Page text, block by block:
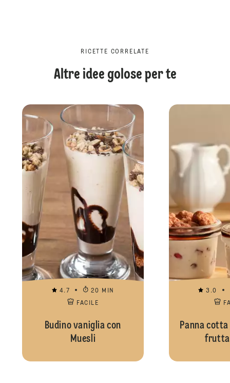
RICETTE CORRELATE
Altre idee golose per te
4.7
20 MIN
FACILE
Budino vaniglia con
Muesli
3.0
Panna
frutta